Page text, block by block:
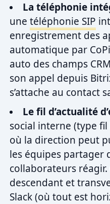
La téléphonie
une téléphonie SIP
enregistrement des
automatique par
auto des champs
son appel depuis
s’attache au contact
Le fil d’actualité
social interne (type
où la direction peut
les équipes partager
collaborateurs réagir.
descendant et
Slack (où tout est